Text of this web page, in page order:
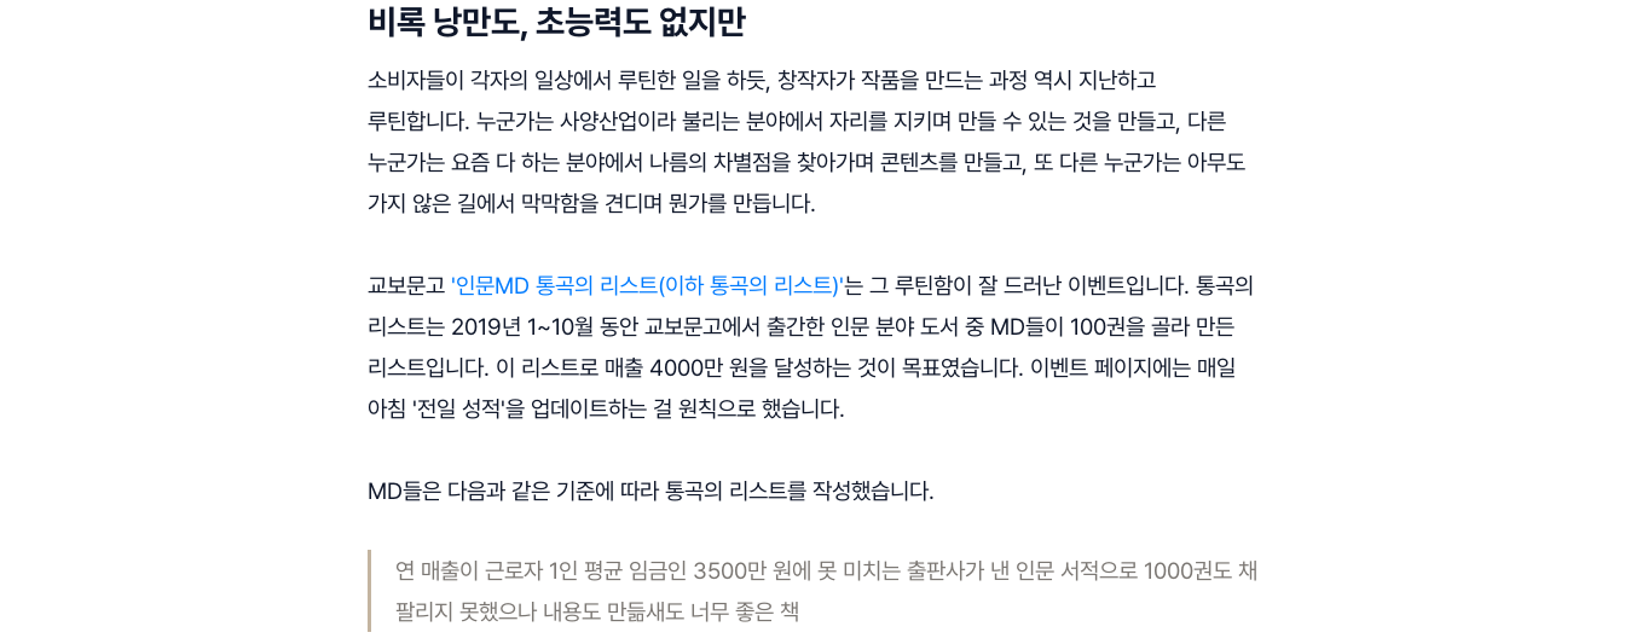
비록 낭만도, 초능력도 없지만
소비자들이 각자의 일상에서 루틴한 일을 하듯, 창작자가 작품을 만드는 과정 역시 지난하고
루틴합니다. 누군가는 사양산업이라 불리는 분야에서 자리를 지키며 만들 수 있는 것을 만들고, 다른
누군가는 요즘 다 하는 분야에서 나름의 차별점을 찾아가며 콘텐츠를 만들고, 또 다른 누군가는 아무도
가지 않은 길에서 막막함을 견디며 뭔가를 만듭니다.
교보문고 '인문MD 통곡의 리스트(이하 통곡의 리스트)'는 그 루틴함이 잘 드러난 이벤트입니다. 통곡의
리스트는 2019년 1~10월 동안 교보문고에서 출간한 인문 분야 도서 중 MD들이 100권을 골라 만든
리스트입니다. 이 리스트로 매출 4000만 원을 달성하는 것이 목표였습니다. 이벤트 페이지에는 매일
아침 '전일 성적'을 업데이트하는 걸 원칙으로 했습니다.
MD들은 다음과 같은 기준에 따라 통곡의 리스트를 작성했습니다.
연 매출이 근로자 1인 평균 임금인 3500만 원에 못 미치는 출판사가 낸 인문 서적으로 1000권도 채
팔리지 못했으나 내용도 만듦새도 너무 좋은 책